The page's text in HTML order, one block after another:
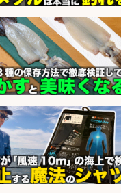
あらかぶ 酒場あらかぶ
sponsored by 求人ボックス
/キッチンスタッフ/天
の店 キッチンスタッ
魚と馬刺しの店 魚粋 天草
と馬刺しの店 魚粋
sponsored by 求人ボック